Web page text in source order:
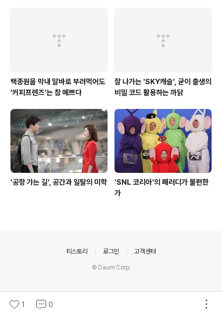
백종원을 막내 알바로 부려먹어도
'커피프렌즈'는 참 예쁘다
잘 나가는 'SKY캐슬', 굳이 출생의
비밀 코드 활용하는 까닭
'공항 가는 길', 공간과 일탈의 미학
'SNL 코리아'의 패러디가 불편한
가
1 0
티스토리 로그인 고객센터
© Daum Corp.